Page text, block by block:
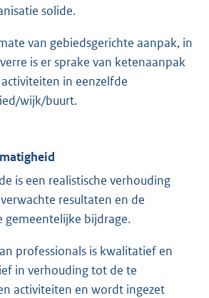
solide.
van gebiedsgerichte aanpak, in
is er sprake van ketenaanpak
in eenzelfde
wijk/buurt.
is een realistische verhouding
resultaten en de
gemeentelijke bijdrage.
professionals is kwalitatief en
in verhouding tot de te
activiteiten en wordt ingezet